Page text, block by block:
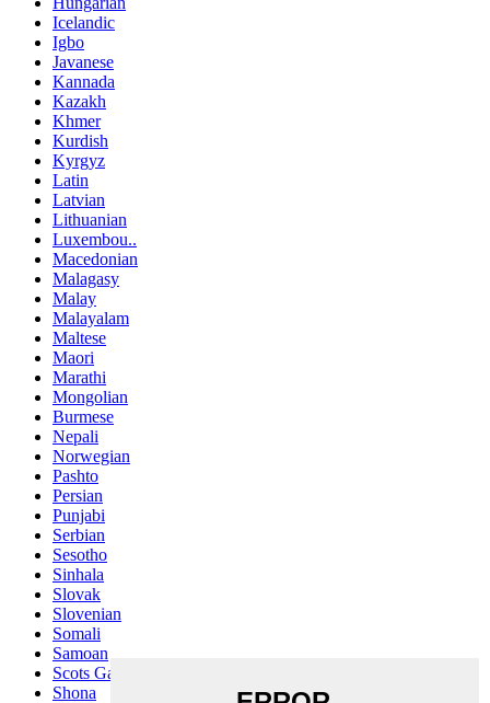
Icelandic
Igbo
Javanese
Kannada
Kazakh
Khmer
Kurdish
Kyrgyz
Latin
Latvian
Lithuanian
Luxembou..
Macedonian
Malagasy
Malay
Malayalam
Maltese
Maori
Marathi
Mongolian
Burmese
Nepali
Norwegian
Pashto
Persian
Punjabi
Serbian
Sesotho
Sinhala
Slovak
Slovenian
Somali
Samoan
Scots Gaelic
Shona